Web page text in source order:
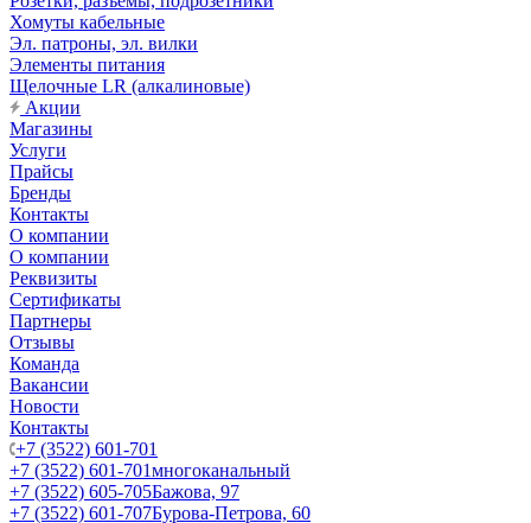
Хомуты кабельные
Эл. патроны, эл. вилки
Элементы питания
Щелочные LR (алкалиновые)
Акции
Магазины
Услуги
Прайсы
Бренды
Контакты
О компании
О компании
Реквизиты
Сертификаты
Партнеры
Отзывы
Команда
Вакансии
Новости
Контакты
+7 (3522) 601-701
+7 (3522) 601-701многоканальный
+7 (3522) 605-705Бажова, 97
+7 (3522) 601-707Бурова-Петрова, 60